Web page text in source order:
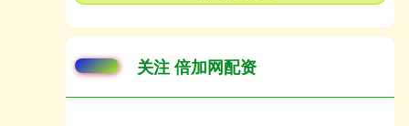
关注 倍加网配资